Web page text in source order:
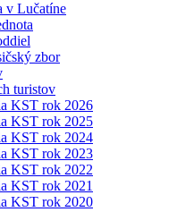
v Lučatíne
zbor
turistov
KST rok 2026
KST rok 2025
KST rok 2024
KST rok 2023
KST rok 2022
KST rok 2021
KST rok 2020